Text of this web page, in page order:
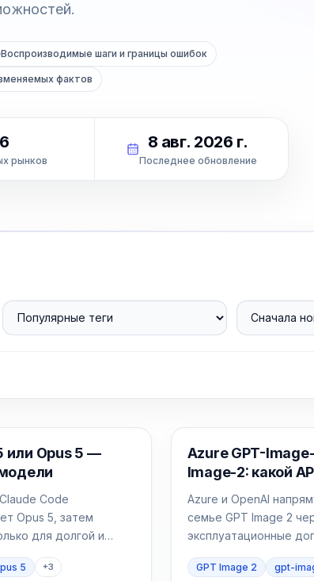
Воспроизводимые шаги и границы ошибок
фактов
6
рынков
8 авг. 2026 г.
Последнее обновление
Популярные теги Сначала
или Opus 5 —
Code
Opus 5, затем
для долгой и
5 +3
Генерация изображений
Azure GPT-
Image-2: какой
продакшена
Azure и OpenAI
семье GPT Image 2
эксплуатационные
квота, формат и
GPT Image 2 gpt-